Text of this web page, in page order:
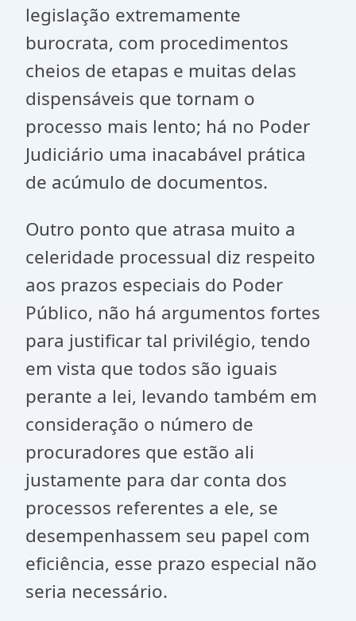
legislação extremamente
burocrata, com procedimentos
cheios de etapas e muitas delas
dispensáveis que tornam o
processo mais lento; há no Poder
Judiciário uma inacabável prática
de acúmulo de documentos.
Outro ponto que atrasa muito a
celeridade processual diz respeito
aos prazos especiais do Poder
Público, não há argumentos fortes
para justificar tal privilégio, tendo
em vista que todos são iguais
perante a lei, levando também em
consideração o número de
procuradores que estão ali
justamente para dar conta dos
processos referentes a ele, se
desempenhassem seu papel com
eficiência, esse prazo especial não
seria necessário.